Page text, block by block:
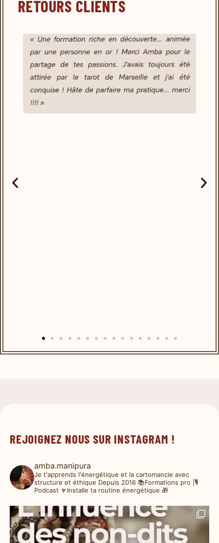
RETOURS CLIENTS
REJOIGNEZ NOUS SUR INSTAGRAM !
amba.manipura
Je t'apprends l'énergétique et la cartomancie avec
structure et éthique Depuis 2016 📚Formations pro |🎙️
Podcast 🔽Installe ta routine énergétique 🎁